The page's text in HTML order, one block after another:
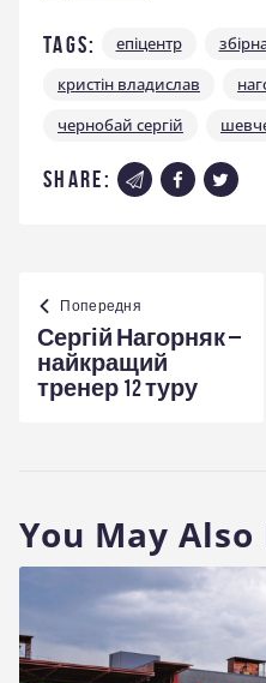
Tags: епіцентр
кристін владислав
чернобай сергій
share:
Навігація
записів
Попередня
Сергій Нагорняк –
найкращий
тренер 12 туру
You May Also